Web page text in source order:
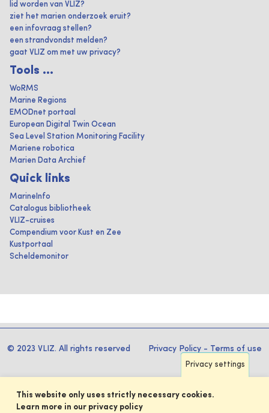
lid worden van VLIZ?
ziet het marien onderzoek eruit?
een infovraag stellen?
een strandvondst melden?
gaat VLIZ om met uw privacy?
Tools ...
WoRMS
Marine Regions
EMODnet portaal
European Digital Twin Ocean
Sea Level Station Monitoring Facility
Mariene robotica
Marien Data Archief
Quick links
MarineInfo
Catalogus bibliotheek
VLIZ-cruises
Compendium voor Kust en Zee
Kustportaal
Scheldemonitor
© 2023 VLIZ. All rights reserved Privacy Policy - Terms of use
Privacy settings
This website only uses strictly necessary cookies.
Learn more in our privacy policy